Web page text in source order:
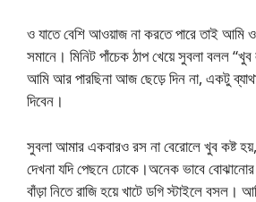
ও যাতে বেশি আওয়াজ না করতে পারে তাই আমি
সমানে। মিনিট পাঁচেক ঠাপ খেয়ে সুবলা বলল
আমি আর পারছিনা আজ ছেড়ে দিন না, একটু
দিবেন।
সুবলা আমার একবারও রস না বেরোলে খুব কষ্ট হয়,
দেখনা যদি পেছনে ঢোকে।অনেক ভাবে
বাঁড়া নিতে রাজি হয়ে খাটে ডগি স্টাইলে বসল।